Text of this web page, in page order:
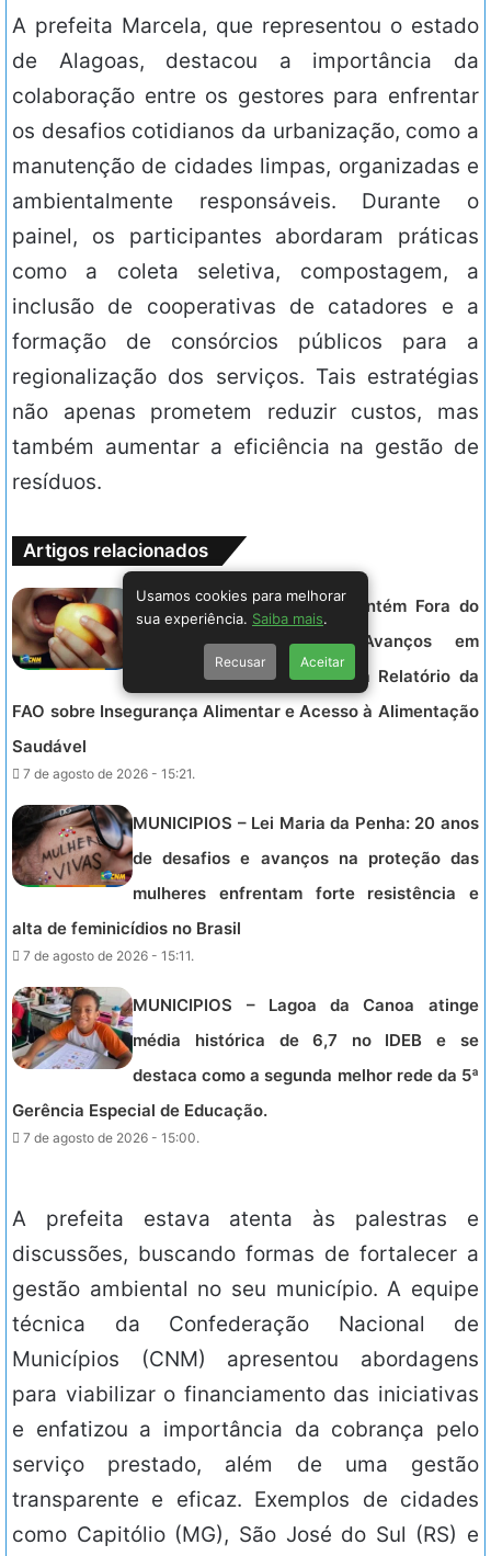
A prefeita Marcela, que representou o estado
de Alagoas, destacou a importância da
colaboração entre os gestores para enfrentar
os desafios cotidianos da urbanização, como a
manutenção de cidades limpas, organizadas e
ambientalmente responsáveis. Durante o
painel, os participantes abordaram práticas
como a coleta seletiva, compostagem, a
inclusão de cooperativas de catadores e a
formação de consórcios públicos para a
regionalização dos serviços. Tais estratégias
não apenas prometem reduzir custos, mas
também aumentar a eficiência na gestão de
resíduos.
Artigos relacionados
MUNICIPIOS – Brasil se Mantém Fora do
Mapa da Fome com Avanços em
Segurança Alimentar, Afirma Relatório da
FAO sobre Insegurança Alimentar e Acesso à Alimentação
Saudável
7 de agosto de 2026 - 15:21.
MUNICIPIOS – Lei Maria da Penha: 20 anos
de desafios e avanços na proteção das
mulheres enfrentam forte resistência e
alta de feminicídios no Brasil
7 de agosto de 2026 - 15:11.
MUNICIPIOS – Lagoa da Canoa atinge
média histórica de 6,7 no IDEB e se
destaca como a segunda melhor rede da 5ª
Gerência Especial de Educação.
7 de agosto de 2026 - 15:00.
A prefeita estava atenta às palestras e
discussões, buscando formas de fortalecer a
gestão ambiental no seu município. A equipe
técnica da Confederação Nacional de
Municípios (CNM) apresentou abordagens
para viabilizar o financiamento das iniciativas
e enfatizou a importância da cobrança pelo
serviço prestado, além de uma gestão
transparente e eficaz. Exemplos de cidades
como Capitólio (MG), São José do Sul (RS) e
Usamos cookies para melhorar
sua experiência. Saiba mais
Recusar Aceitar